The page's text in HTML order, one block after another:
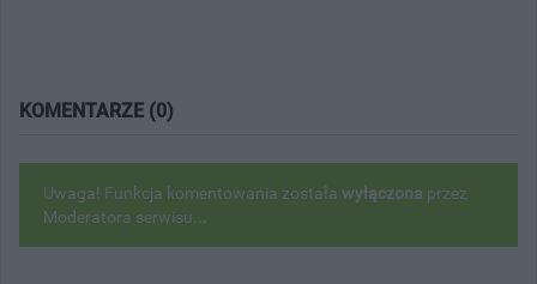
KOMENTARZE (0)
Uwaga! Funkcja komentowania została wyłączona przez
Moderatora serwisu...